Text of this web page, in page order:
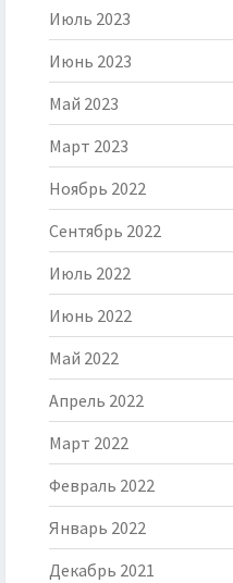
Июль 2023
Июнь 2023
Май 2023
Март 2023
Ноябрь 2022
Сентябрь 2022
Июль 2022
Июнь 2022
Май 2022
Апрель 2022
Март 2022
Февраль 2022
Январь 2022
Декабрь 2021